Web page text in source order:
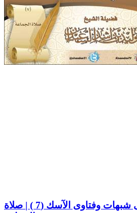
سلسلة الردود على شبهات وفتاوى الآسك (7 ) | صلاة